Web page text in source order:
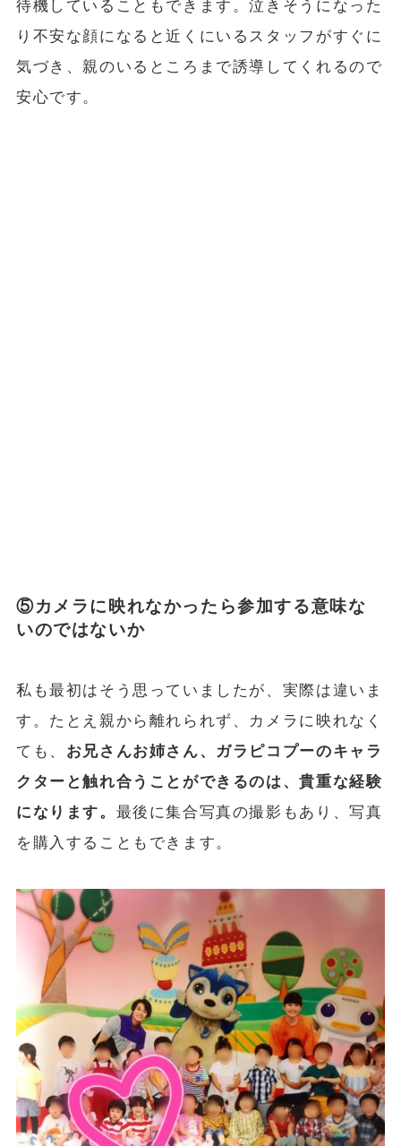
待機していることもできます。泣きそうになった
り不安な顔になると近くにいるスタッフがすぐに
気づき、親のいるところまで誘導してくれるので
安心です。
⑤カメラに映れなかったら参加する意味な
いのではないか
私も最初はそう思っていましたが、実際は違いま
す。たとえ親から離れられず、カメラに映れなく
ても、 お兄さんお姉さん、ガラピコプーのキャラ
クターと触れ合うことができるのは、貴重な経験
になります。 最後に集合写真の撮影もあり、写真
を購入することもできます。